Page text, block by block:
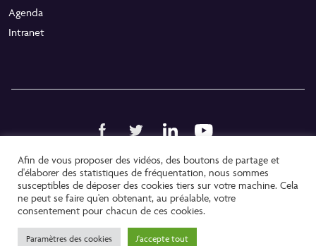
Agenda
Intranet
Politique de confidentialité
Mentions légales
Copyright @ 2021
Afin de vous proposer des vidéos, des boutons de partage et
d'élaborer des statistiques de fréquentation, nous sommes
susceptibles de déposer des cookies tiers sur votre machine. Cela
ne peut se faire qu'en obtenant, au préalable, votre
consentement pour chacun de ces cookies.
Paramètres des cookies J'accepte tout